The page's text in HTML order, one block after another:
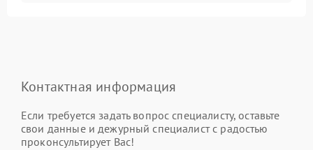
Контактная информация
Если требуется задать вопрос специалисту, оставьте
свои данные и дежурный специалист с радостью
проконсультирует Вас!